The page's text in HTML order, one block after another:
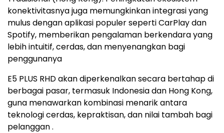
konektivitasnya juga memungkinkan integrasi yang
mulus dengan aplikasi populer seperti CarPlay dan
Spotify, memberikan pengalaman berkendara yang
lebih intuitif, cerdas, dan menyenangkan bagi
penggunanya
E5 PLUS RHD akan diperkenalkan secara bertahap di
berbagai pasar, termasuk Indonesia dan Hong Kong,
guna menawarkan kombinasi menarik antara
teknologi cerdas, kepraktisan, dan nilai tambah bagi
pelanggan .